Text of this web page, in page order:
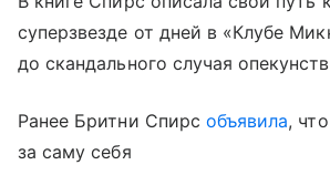
суперзвезде от дней в «Клубе
до скандального случая
Ранее Бритни Спирс объявила,
за саму себя